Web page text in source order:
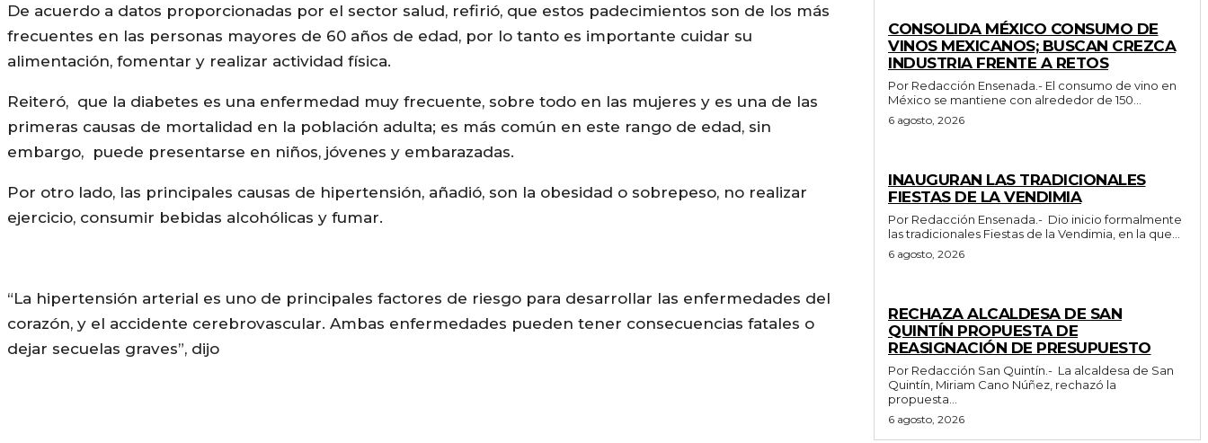
De acuerdo a datos proporcionadas por el sector salud, refirió, que estos padecimientos son de los más
frecuentes en las personas mayores de 60 años de edad, por lo tanto es importante cuidar su
alimentación, fomentar y realizar actividad física.
Reiteró, que la diabetes es una enfermedad muy frecuente, sobre todo en las mujeres y es una de las
primeras causas de mortalidad en la población adulta; es más común en este rango de edad, sin
embargo, puede presentarse en niños, jóvenes y embarazadas.
Por otro lado, las principales causas de hipertensión, añadió, son la obesidad o sobrepeso, no realizar
ejercicio, consumir bebidas alcohólicas y fumar.
“La hipertensión arterial es uno de principales factores de riesgo para desarrollar las enfermedades del
corazón, y el accidente cerebrovascular. Ambas enfermedades pueden tener consecuencias fatales o
dejar secuelas graves”, dijo
CONSOLIDA MÉXICO CONSUMO DE
VINOS MEXICANOS; BUSCAN CREZCA
INDUSTRIA FRENTE A RETOS
Por Redacción Ensenada.- El consumo de vino en
México se mantiene con alrededor de 150...
6 agosto, 2026
INAUGURAN LAS TRADICIONALES
FIESTAS DE LA VENDIMIA
Por Redacción Ensenada.- Dio inicio formalmente
las tradicionales Fiestas de la Vendimia, en la que...
6 agosto, 2026
RECHAZA ALCALDESA DE SAN
QUINTÍN PROPUESTA DE
REASIGNACIÓN DE PRESUPUESTO
Por Redacción San Quintín.- La alcaldesa de San
Quintín, Miriam Cano Núñez, rechazó la
propuesta...
6 agosto, 2026